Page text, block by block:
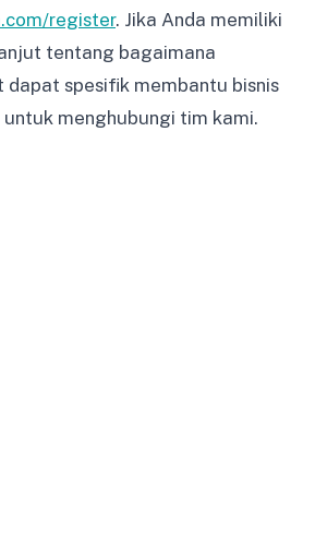
register. Jika Anda memiliki
tentang bagaimana
dapat spesifik membantu bisnis
menghubungi tim kami.